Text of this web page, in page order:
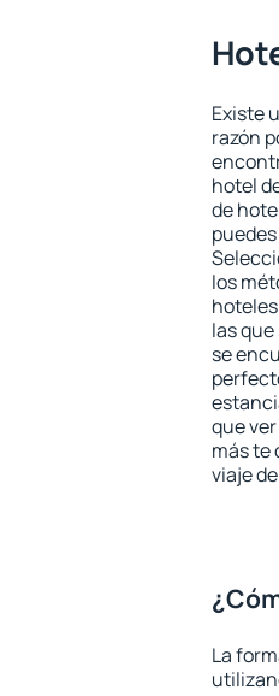
Existe
razón
hotel
de
los
las
se
que
más te
viaje
La